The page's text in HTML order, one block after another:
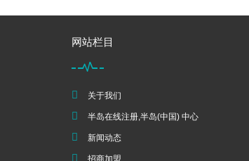
网站栏目
关于我们
半岛在线注册,半岛(中国) 中心
新闻动态
招商加盟